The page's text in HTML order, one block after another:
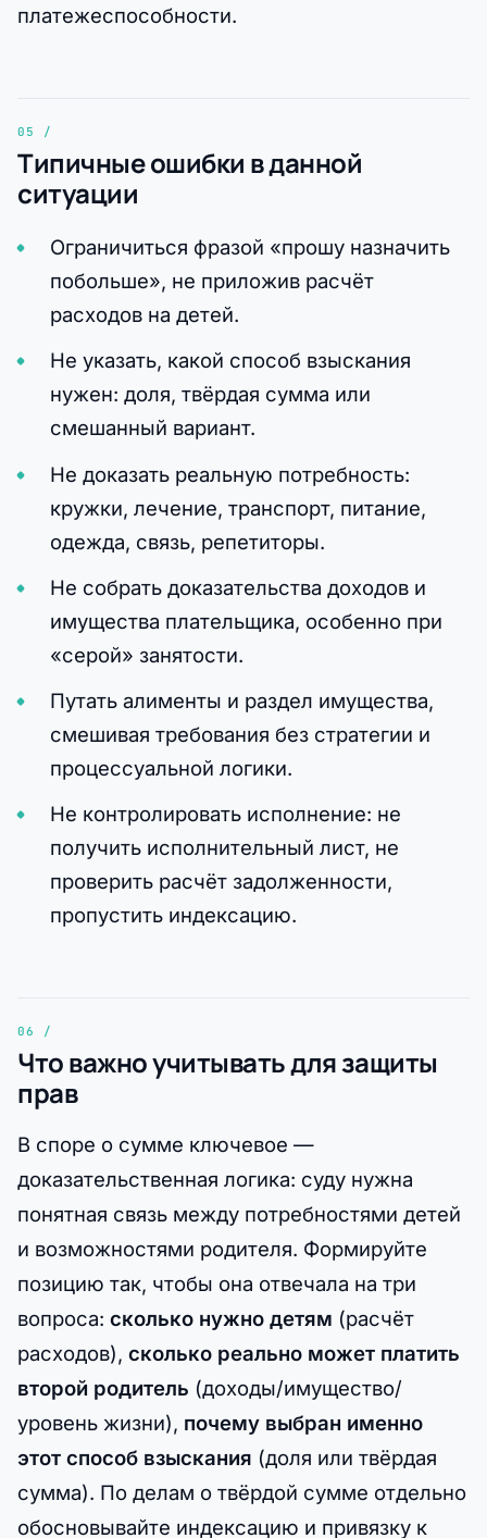
платежеспособности.
Типичные ошибки в данной
ситуации
Ограничиться фразой «прошу назначить
побольше», не приложив расчёт
расходов на детей.
Не указать, какой способ взыскания
нужен: доля, твёрдая сумма или
смешанный вариант.
Не доказать реальную потребность:
кружки, лечение, транспорт, питание,
одежда, связь, репетиторы.
Не собрать доказательства доходов и
имущества плательщика, особенно при
«серой» занятости.
Путать алименты и раздел имущества,
смешивая требования без стратегии и
процессуальной логики.
Не контролировать исполнение: не
получить исполнительный лист, не
проверить расчёт задолженности,
пропустить индексацию.
Что важно учитывать для защиты
прав
В споре о сумме ключевое —
доказательственная логика: суду нужна
понятная связь между потребностями детей
и возможностями родителя. Формируйте
позицию так, чтобы она отвечала на три
вопроса: сколько нужно детям (расчёт
расходов), сколько реально может платить
второй родитель (доходы/имущество/
уровень жизни), почему выбран именно
этот способ взыскания (доля или твёрдая
сумма). По делам о твёрдой сумме отдельно
обосновывайте индексацию и привязку к